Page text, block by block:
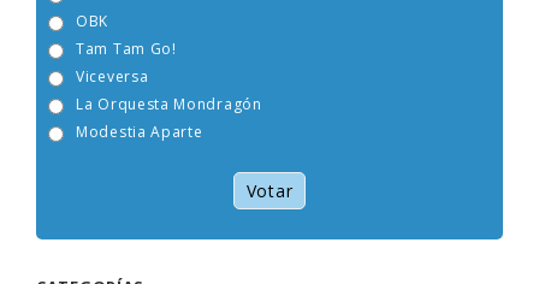
La Orquesta Mondragón
Modestia Aparte
Votar